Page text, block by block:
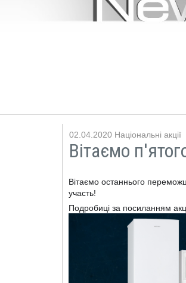
02.04.2020 Національні акції
Вітаємо
Вітаємо останнього
участь!
Подробиці за посиланням